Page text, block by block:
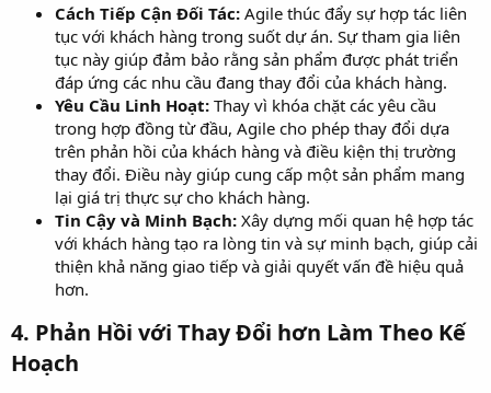
Cách Tiếp Cận Đối Tác: Agile thúc đẩy sự hợp tác liên
tục với khách hàng trong suốt dự án. Sự tham gia liên
tục này giúp đảm bảo rằng sản phẩm được phát triển
đáp ứng các nhu cầu đang thay đổi của khách hàng.
Yêu Cầu Linh Hoạt: Thay vì khóa chặt các yêu cầu
trong hợp đồng từ đầu, Agile cho phép thay đổi dựa
trên phản hồi của khách hàng và điều kiện thị trường
thay đổi. Điều này giúp cung cấp một sản phẩm mang
lại giá trị thực sự cho khách hàng.
Tin Cậy và Minh Bạch: Xây dựng mối quan hệ hợp tác
với khách hàng tạo ra lòng tin và sự minh bạch, giúp cải
thiện khả năng giao tiếp và giải quyết vấn đề hiệu quả
hơn.
4. Phản Hồi với Thay Đổi hơn Làm Theo Kế
Hoạch